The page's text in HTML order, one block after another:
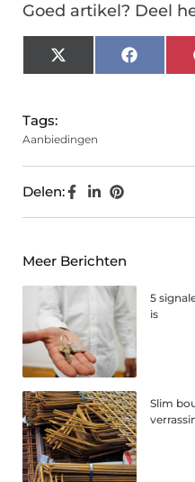
Goed artikel? Deel
X
(Twitter)
Tags:
Aanbiedingen
Delen:
Meer Berichten
5
is
Slim